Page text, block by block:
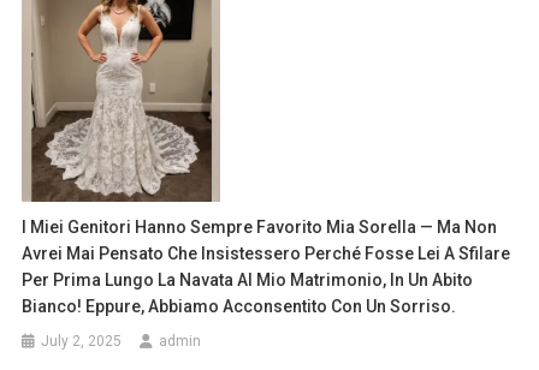
I Miei Genitori Hanno Sempre Favorito Mia Sorella — Ma Non
Avrei Mai Pensato Che Insistessero Perché Fosse Lei A Sfilare
Per Prima Lungo La Navata Al Mio Matrimonio, In Un Abito
Bianco! Eppure, Abbiamo Acconsentito Con Un Sorriso.
July 2, 2025 admin